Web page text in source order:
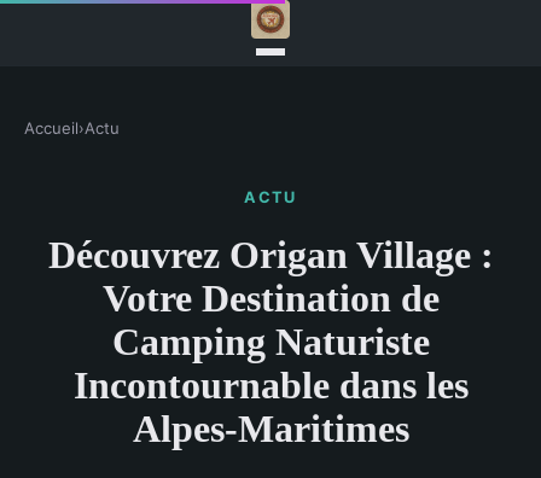
Accueil›Actu
ACTU
Découvrez Origan Village :
Votre Destination de
Camping Naturiste
Incontournable dans les
Alpes-Maritimes